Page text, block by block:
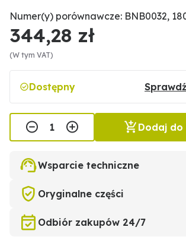
Numer(y) porównawcze: BNB0032,
344,28 zł
(W tym VAT)
Dostępny
Dodaj do
Wsparcie techniczne
Oryginalne części
Odbiór zakupów 24/7